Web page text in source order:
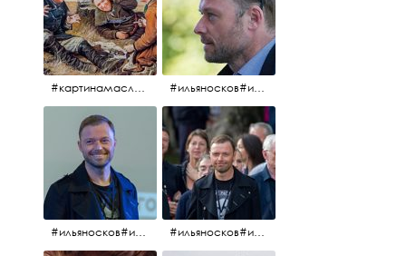
#картинамаслом #картина #охотники#хорошеенастроение #aplgallery #ильяносков#ильяносков2016#очеммолчатфранцузы #санктпетербург #кино#фильфильфильм @ilya_noskov_official
#ильяносков#ильяносков_главныйгерой #санктпетербург #ленфильм# @ilya_noskov_official #контрибуция#очеммолчатфранцузы#эдуардпичугин #ильяносков#ильяносков_главныйгерой @ilya_noskov_official #очеммолчатфранцузы#очёммолчатфранцузы